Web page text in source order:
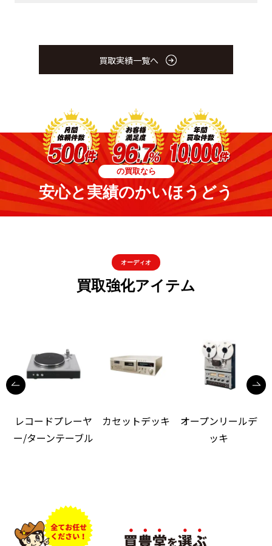
買取実績一覧へ
の買取なら
安心と実績のかいほうどう
オーディオ
買取強化アイテム
レコードプレーヤ
ー/ターンテーブル
カセットデッキ
オープンリールデ
ッキ